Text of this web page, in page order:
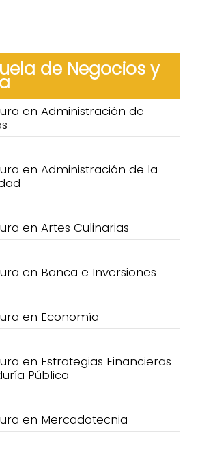
de Negocios y
en Administración de
en Administración de la
en Artes Culinarias
en Banca e Inversiones
en Economía
en Estrategias Financieras
Pública
en Mercadotecnia